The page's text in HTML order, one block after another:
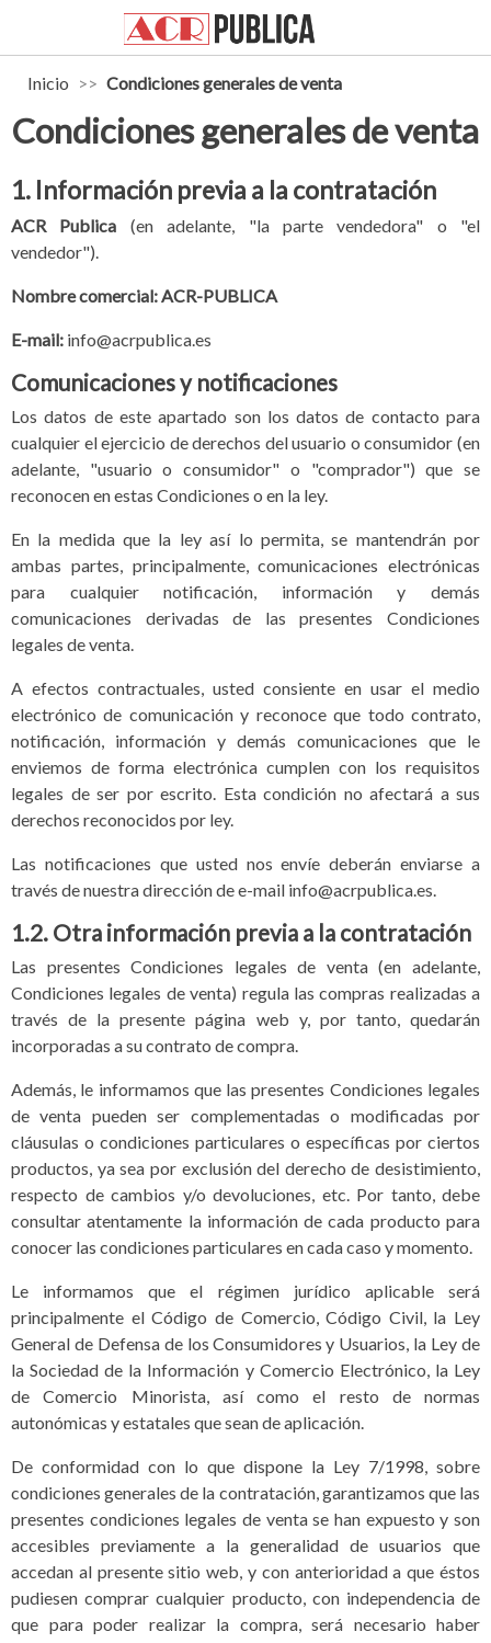
Inicio Condiciones generales de venta
Condiciones generales de venta
1. Información previa a la contratación
ACR Publica
(en adelante, "la parte vendedora" o "el
vendedor").
Nombre comercial:ACR-PUBLICA
E-mail: info@acrpublica.es
Comunicaciones y notificaciones
Los datos de este apartado son los datos de contacto para
cualquier el ejercicio de derechos del usuario o consumidor (en
adelante, "usuario o consumidor" o "comprador") que se
reconocen en estas Condiciones o en la ley.
En la medida que la ley así lo permita, se mantendrán por
ambas partes, principalmente, comunicaciones electrónicas
para cualquier notificación, información y demás
comunicaciones derivadas de las presentes Condiciones
legales de venta.
A efectos contractuales, usted consiente en usar el medio
electrónico de comunicación y reconoce que todo contrato,
notificación, información y demás comunicaciones que le
enviemos de forma electrónica cumplen con los requisitos
legales de ser por escrito. Esta condición no afectará a sus
derechos reconocidos por ley.
Las notificaciones que usted nos envíe deberán enviarse a
través de nuestra dirección de e-mail info@acrpublica.es.
1.2. Otra información previa a la contratación
Las presentes Condiciones legales de venta (en adelante,
Condiciones legales de venta) regula las compras realizadas a
través de la presente página web y, por tanto, quedarán
incorporadas a su contrato de compra.
Además, le informamos que las presentes Condiciones legales
de venta pueden ser complementadas o modificadas por
cláusulas o condiciones particulares o específicas por ciertos
productos, ya sea por exclusión del derecho de desistimiento,
respecto de cambios y/o devoluciones, etc. Por tanto, debe
consultar atentamente la información de cada producto para
conocer las condiciones particulares en cada caso y momento.
Le informamos que el régimen jurídico aplicable será
principalmente el Código de Comercio, Código Civil, la Ley
General de Defensa de los Consumidores y Usuarios, la Ley de
la Sociedad de la Información y Comercio Electrónico, la Ley
de Comercio Minorista, así como el resto de normas
autonómicas y estatales que sean de aplicación.
De conformidad con lo que dispone la Ley 7/1998, sobre
condiciones generales de la contratación, garantizamos que las
presentes condiciones legales de venta se han expuesto y son
accesibles previamente a la generalidad de usuarios que
accedan al presente sitio web, y con anterioridad a que éstos
pudiesen comprar cualquier producto, con independencia de
que para poder realizar la compra, será necesario haber